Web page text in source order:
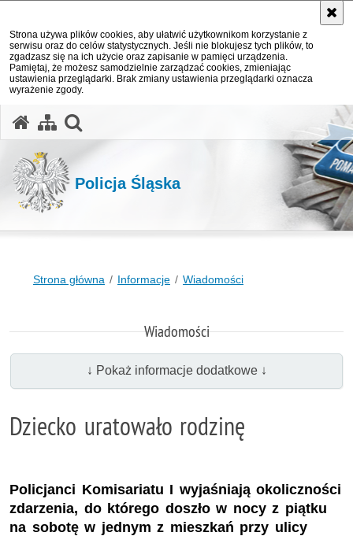
Strona używa plików cookies, aby ułatwić użytkownikom korzystanie z
serwisu oraz do celów statystycznych. Jeśli nie blokujesz tych plików, to
zgadzasz się na ich użycie oraz zapisanie w pamięci urządzenia.
Pamiętaj, że możesz samodzielnie zarządzać cookies, zmieniając
ustawienia przeglądarki. Brak zmiany ustawienia przeglądarki oznacza
wyrażenie zgody.
Policja Śląska
Strona główna Informacje Wiadomości
Wiadomości
↓ Pokaż informacje dodatkowe ↓
Dziecko uratowało rodzinę
Policjanci Komisariatu I wyjaśniają okoliczności
zdarzenia, do którego doszło w nocy z piątku
na sobotę w jednym z mieszkań przy ulicy